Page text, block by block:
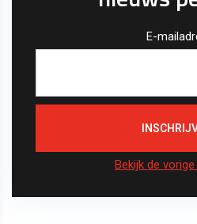
E-
Bekijk de